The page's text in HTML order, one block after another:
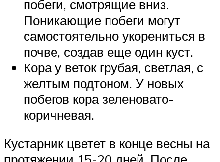
побеги, смотрящие вниз.
Поникающие побеги могут
самостоятельно укорениться в
почве, создав еще один куст.
Кора у веток грубая, светлая, с
желтым подтоном. У новых
побегов кора зеленовато-
коричневая.
Кустарник цветет в конце весны на